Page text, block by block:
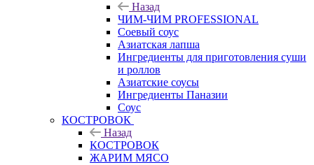
Назад
ЧИМ-ЧИМ PROFESSIONAL
Соевый соус
Азиатская лапша
Ингредиенты для приготовления суши
и роллов
Азиатские соусы
Ингредиенты Паназии
Соус
КОСТРОВОК
Назад
КОСТРОВОК
ЖАРИМ МЯСО